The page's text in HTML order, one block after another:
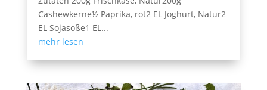
Cashewkerne½ Paprika, rot2 EL Joghurt, Natur2
EL Sojasoße1 EL...
mehr lesen